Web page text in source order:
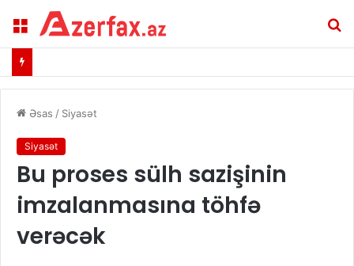
Menu
Əsas / Siyasət
Siyasət
Bu proses sülh sazişinin
imzalanmasına töhfə
verəcək